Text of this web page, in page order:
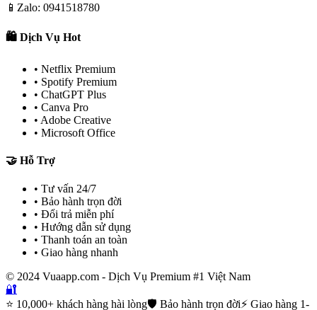
📱 Zalo: 0941518780
🛍️ Dịch Vụ Hot
• Netflix Premium
• Spotify Premium
• ChatGPT Plus
• Canva Pro
• Adobe Creative
• Microsoft Office
🤝 Hỗ Trợ
• Tư vấn 24/7
• Bảo hành trọn đời
• Đổi trả miễn phí
• Hướng dẫn sử dụng
• Thanh toán an toàn
• Giao hàng nhanh
© 2024 Vuaapp.com - Dịch Vụ Premium #1 Việt Nam
🔐
⭐ 10,000+ khách hàng hài lòng🛡️ Bảo hành trọn đời⚡ Giao hàng 1-